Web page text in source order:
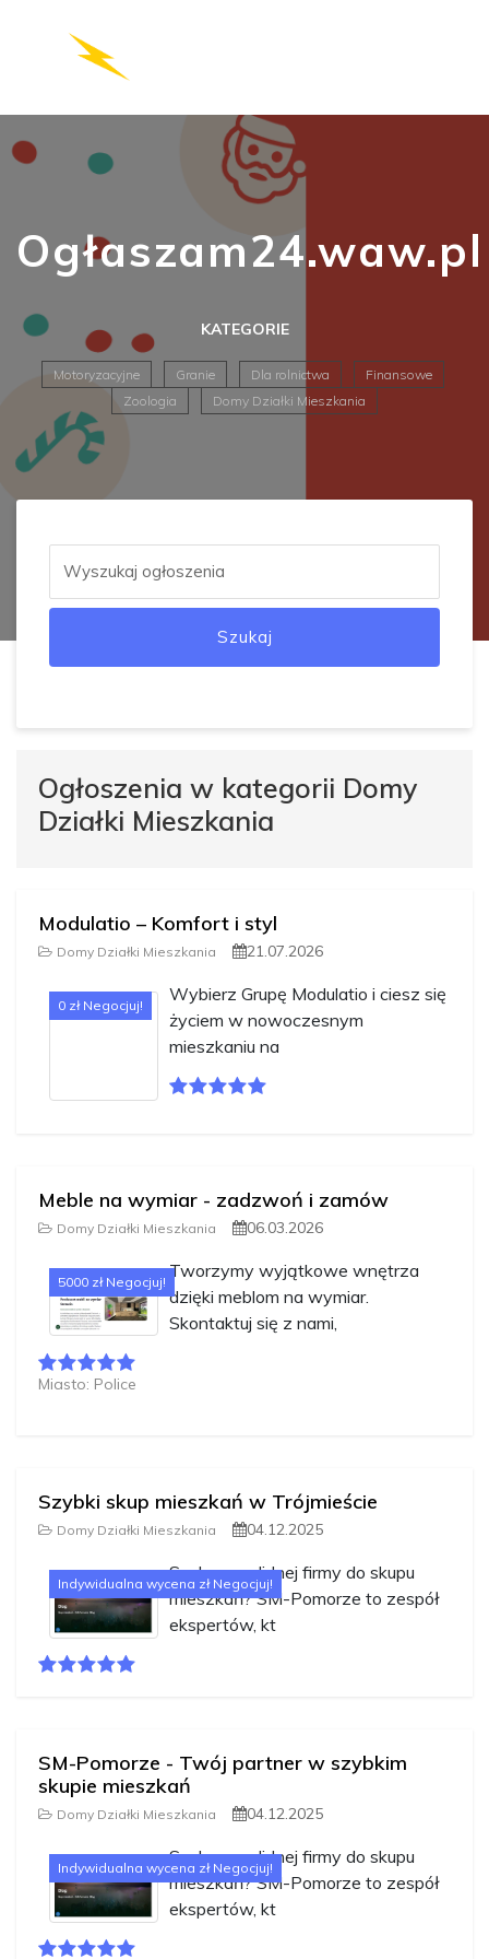
Ogłaszam24.waw.pl
KATEGORIE
Motoryzacyjne Granie Dla rolnictwa
Finansowe
Zoologia
Domy Działki Mieszkania
Szukaj
Ogłoszenia w kategorii Domy
Działki Mieszkania
Modulatio – Komfort i styl
Domy Działki Mieszkania 21.07.2026
0 zł Negocjuj!
Wybierz Grupę Modulatio i ciesz się
życiem w nowoczesnym
mieszkaniu na
Meble na wymiar - zadzwoń i zamów
Domy Działki Mieszkania 06.03.2026
5000 zł Negocjuj!
Tworzymy wyjątkowe wnętrza
dzięki meblom na wymiar.
Skontaktuj się z nami,
Miasto: Police
Szybki skup mieszkań w Trójmieście
Domy Działki Mieszkania 04.12.2025
Indywidualna wycena zł Negocjuj!
Szukasz solidnej firmy do skupu
mieszkań? SM-Pomorze to zespół
ekspertów, kt
SM-Pomorze - Twój partner w szybkim
skupie mieszkań
Domy Działki Mieszkania 04.12.2025
Indywidualna wycena zł Negocjuj!
Szukasz solidnej firmy do skupu
mieszkań? SM-Pomorze to zespół
ekspertów, kt